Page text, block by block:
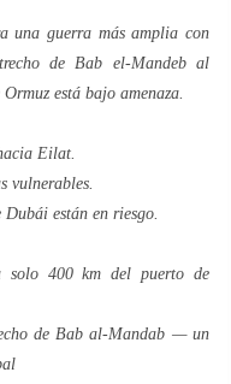
una guerra más amplia con
de Bab el-Mandeb al
está bajo amenaza.
Eilat.
vulnerables.
están en riesgo.
400 km del puerto de
de Bab al-Mandab — un